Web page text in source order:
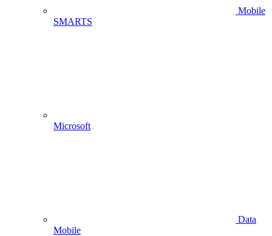
Mobile
SMARTS
Microsoft
Data
Mobile